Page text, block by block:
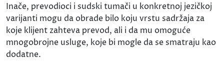
Inače, prevodioci i sudski tumači u konkretnoj jezičkoj
varijanti mogu da obrade bilo koju vrstu sadržaja za
koje klijent zahteva prevod, ali i da mu omoguće
mnogobrojne usluge, koje bi mogle da se smatraju kao
dodatne.